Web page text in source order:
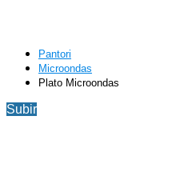
Pantori
Microondas
Plato Microondas
Subir